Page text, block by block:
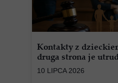
Kontakty z
druga strona je
10 LIPCA 2026